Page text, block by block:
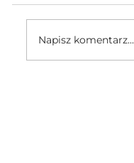
Napisz komentarz...